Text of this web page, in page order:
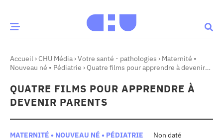
MOMENT
Innovation
& patrimoine Patient
Accueil › CHU Média ›Votre santé - pathologies › Maternité •
Nouveau né • Pédiatrie › Quatre films pour apprendre à devenir
QUATRE FILMS POUR APPRENDRE À
DEVENIR PARENTS
MATERNITÉ • NOUVEAU NÉ • PÉDIATRIE
Non daté